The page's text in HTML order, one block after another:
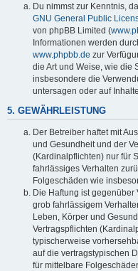
Du nimmst zur Kenntnis,
GNU General Public
von phpBB Limited (
Informationen werden
www.phpbb.de zur
die Art und Weise, wie die
insbesondere die
untersagen oder auf
5. GEWÄHRLEISTUNG
Der Betreiber haftet mit
und Gesundheit und der
(Kardinalpflichten) nur für
fahrlässiges Verhalten
Folgeschäden wie
Die Haftung ist
grob fahrlässigem
Leben, Körper und
Vertragspflichten
typischerweise
auf die vertragstypischen
für mittelbare